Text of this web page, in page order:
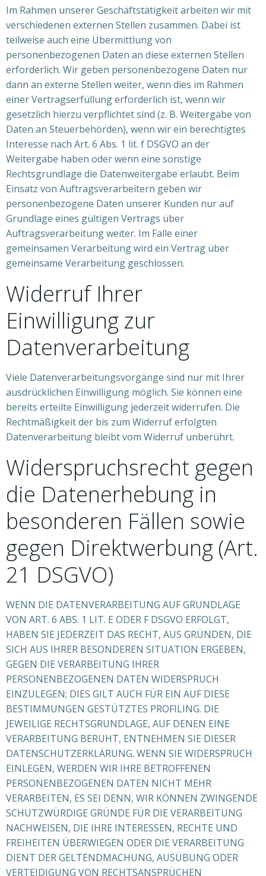
Im Rahmen unserer Geschäftstätigkeit arbeiten wir mit
verschiedenen externen Stellen zusammen. Dabei ist
teilweise auch eine Übermittlung von
personenbezogenen Daten an diese externen Stellen
erforderlich. Wir geben personenbezogene Daten nur
dann an externe Stellen weiter, wenn dies im Rahmen
einer Vertragserfüllung erforderlich ist, wenn wir
gesetzlich hierzu verpflichtet sind (z. B. Weitergabe von
Daten an Steuerbehörden), wenn wir ein berechtigtes
Interesse nach Art. 6 Abs. 1 lit. f DSGVO an der
Weitergabe haben oder wenn eine sonstige
Rechtsgrundlage die Datenweitergabe erlaubt. Beim
Einsatz von Auftragsverarbeitern geben wir
personenbezogene Daten unserer Kunden nur auf
Grundlage eines gültigen Vertrags über
Auftragsverarbeitung weiter. Im Falle einer
gemeinsamen Verarbeitung wird ein Vertrag über
gemeinsame Verarbeitung geschlossen.
Widerruf Ihrer
Einwilligung zur
Datenverarbeitung
Viele Datenverarbeitungsvorgänge sind nur mit Ihrer
ausdrücklichen Einwilligung möglich. Sie können eine
bereits erteilte Einwilligung jederzeit widerrufen. Die
Rechtmäßigkeit der bis zum Widerruf erfolgten
Datenverarbeitung bleibt vom Widerruf unberührt.
Widerspruchsrecht gegen
die Datenerhebung in
besonderen Fällen sowie
gegen Direktwerbung (Art.
21 DSGVO)
WENN DIE DATENVERARBEITUNG AUF GRUNDLAGE
VON ART. 6 ABS. 1 LIT. E ODER F DSGVO ERFOLGT,
HABEN SIE JEDERZEIT DAS RECHT, AUS GRÜNDEN, DIE
SICH AUS IHRER BESONDEREN SITUATION ERGEBEN,
GEGEN DIE VERARBEITUNG IHRER
PERSONENBEZOGENEN DATEN WIDERSPRUCH
EINZULEGEN; DIES GILT AUCH FÜR EIN AUF DIESE
BESTIMMUNGEN GESTÜTZTES PROFILING. DIE
JEWEILIGE RECHTSGRUNDLAGE, AUF DENEN EINE
VERARBEITUNG BERUHT, ENTNEHMEN SIE DIESER
DATENSCHUTZERKLÄRUNG. WENN SIE WIDERSPRUCH
EINLEGEN, WERDEN WIR IHRE BETROFFENEN
PERSONENBEZOGENEN DATEN NICHT MEHR
VERARBEITEN, ES SEI DENN, WIR KÖNNEN ZWINGENDE
SCHUTZWÜRDIGE GRÜNDE FÜR DIE VERARBEITUNG
NACHWEISEN, DIE IHRE INTERESSEN, RECHTE UND
FREIHEITEN ÜBERWIEGEN ODER DIE VERARBEITUNG
DIENT DER GELTENDMACHUNG, AUSÜBUNG ODER
VERTEIDIGUNG VON RECHTSANSPRÜCHEN